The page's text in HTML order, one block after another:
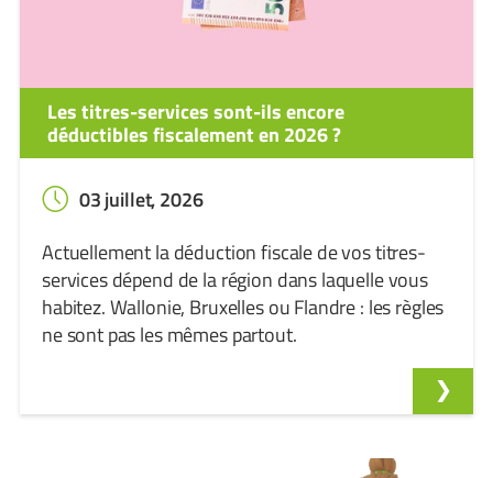
Les titres-services sont-ils encore
déductibles fiscalement en 2026 ?
03 juillet, 2026
Actuellement la déduction fiscale de vos titres-
services dépend de la région dans laquelle vous
habitez. Wallonie, Bruxelles ou Flandre : les règles
ne sont pas les mêmes partout.